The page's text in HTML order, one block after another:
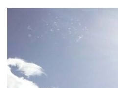
como trabajador dependiente